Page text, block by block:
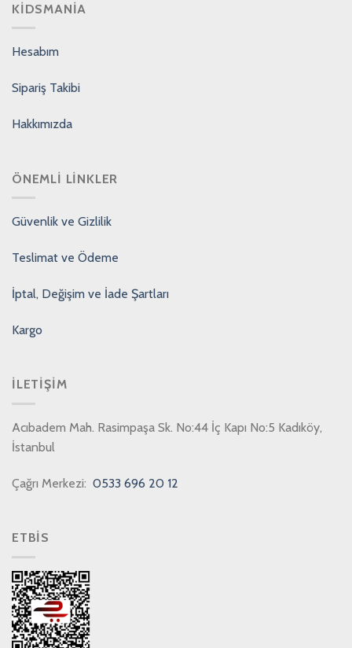
KIDSMANIA
Hesabım
Sipariş Takibi
Hakkımızda
ÖNEMLI LINKLER
Güvenlik ve Gizlilik
Teslimat ve Ödeme
İptal, Değişim ve İade Şartları
Kargo
İLETIŞIM
Acıbadem Mah. Rasimpaşa Sk. No:44 İç Kapı No:5 Kadıköy,
İstanbul
Çağrı Merkezi: 0533 696 20 12
ETBİS